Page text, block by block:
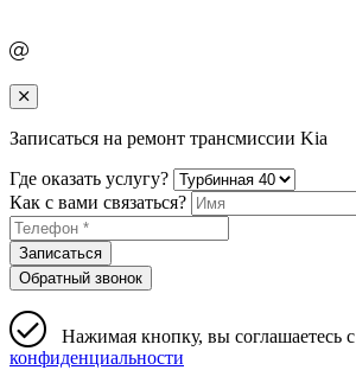
Записаться на ремонт трансмиссии Kia
Где оказать услугу?
Как с вами связаться?
Записаться
Обратный звонок
Нажимая кнопку, вы соглашаетесь с
конфиденциальности